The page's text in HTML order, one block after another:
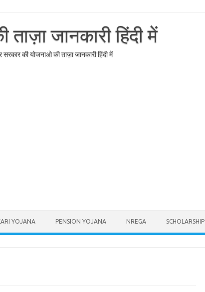
जानकारी हिंदी में
की योजनाओ की ताज़ा जानकारी हिंदी में
YOJANA PENSION YOJANA NREGA SCHOLARSHIP